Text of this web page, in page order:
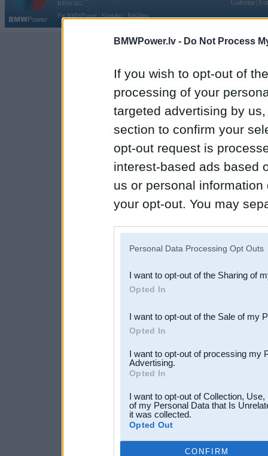
BMWPower.lv - Do Not Process
If you wish to opt-out of
processing of your
targeted advertising by
section to confirm your
opt-out request is
interest-based ads based
us or personal
your opt-out. You may
Downstream Participants
third parties.
Personal Data Processing Opt Outs
I want to opt-out of the Sharing of
Opted In
I want to opt-out of the Sale of my
Opted In
I want to opt-out of processing my
Advertising.
Opted In
I want to opt-out of Collection,
of my Personal Data that Is
it was collected.
Opted Out
CONFIRM
BMW AG.
Par BMWPower
Kontakti Reklāma
Galvena